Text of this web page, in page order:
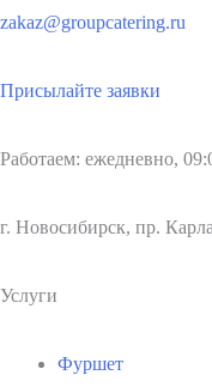
zakaz@groupcatering.ru
Присылайте заявки
Работаем: ежедневно,
г. Новосибирск, пр.
Услуги
Фуршет